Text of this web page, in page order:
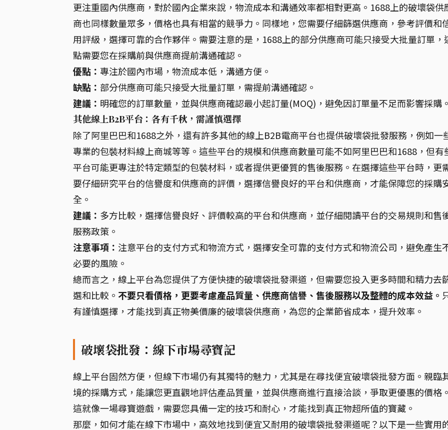
更注重國內供應商，對於國內企業來說，物流成本和溝通效率都相對更高。1688上的破壞袋供
商也同樣數量眾多，價格也具有相當的競爭力。同樣地，您需要仔細篩選供應商，參考評價和
用評級，選擇可靠的合作夥伴。需要注意的是，1688上的部分供應商可能只接受大批量訂單，
點需要您在採購前與供應商提前溝通確認。
優點： 專注於國內市場，物流成本低，溝通方便。
缺點： 部分供應商可能只接受大批量訂單，需提前溝通確認。
建議： 明確您的訂單數量，並與供應商確認最小起訂量(MOQ)，避免因訂單量不足而影響採購。
其他線上B2B平台：各有千秋，需謹慎選擇
除了阿里巴巴和1688之外，還有許多其他的線上B2B電商平台也提供破壞袋批發服務，例如一
專業的包裝材料線上商城等等。這些平台的規模和供應商數量可能不如阿里巴巴和1688，但有
平台可能更專注於特定類型的包裝材料，或者提供更優質的售後服務。在選擇這些平台時，更
要仔細研究平台的信譽度和供應商的評價，選擇信譽良好的平台和供應商，才能保障您的採購
全。
建議： 多方比較，選擇信譽良好、評價較高的平台和供應商，並仔細閱讀平台的交易規則和售
服務政策。
注意事項： 注意平台的支付方式和物流方式，選擇安全可靠的支付方式和物流公司，避免產生
必要的風險。
總而言之，線上平台為您提供了方便快捷的破壞袋批發渠道，但需要您投入更多時間和精力去
選和比較。 不要只看價格，更要考慮產品質量、供應商信譽、售後服務以及整體的成本效益。
有謹慎選擇，才能找到真正物美價廉的破壞袋供應商，為您的企業節省成本，提升效率。
破壞袋批發：線下市場尋寶記
線上平台固然方便，但線下市場仍有其獨特的魅力，尤其是在尋找便宜破壞袋批發方面。親臨
境的採購方式，能讓您更直觀地評估產品質量，並與供應商進行直接洽談，爭取更優惠的價格。
這就像一場尋寶遊戲，需要您具備一定的技巧和耐心，才能找到真正物超所值的寶藏。
那麼，如何才能在線下市場中，高效地找到便宜又耐用的破壞袋批發渠道呢？以下是一些實用